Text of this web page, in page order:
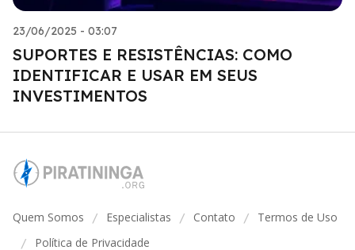
23/06/2025 - 03:07
SUPORTES E RESISTÊNCIAS: COMO
IDENTIFICAR E USAR EM SEUS
INVESTIMENTOS
Quem Somos / Especialistas / Contato / Termos de Uso
/ Política de Privacidade